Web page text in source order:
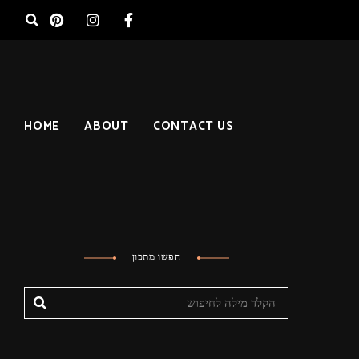
CONTACT US
ABOUT
HOME
חפשו מתכון